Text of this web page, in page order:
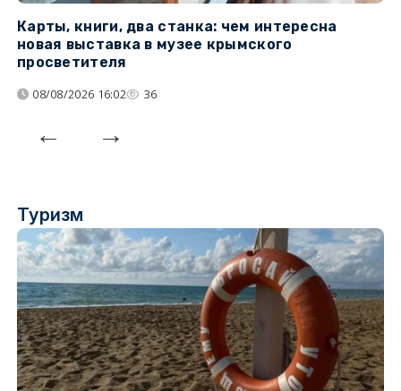
Карты, книги, два станка: чем интересна
новая выставка в музее крымского
просветителя
08/08/2026 16:02 36
Туризм